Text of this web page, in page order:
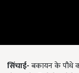
सिंचाई-बकायन के पौधे